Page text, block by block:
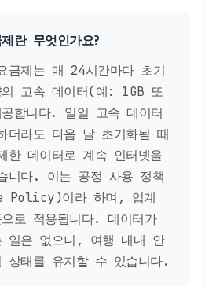
란 무엇인가요?
금제는 매 24시간마다 초기
의 고속 데이터(예: 1GB 또
합니다. 일일 고속 데이터
더라도 다음 날 초기화될 때
한 데이터로 계속 인터넷을
니다. 이는 공정 사용 정책
Policy)이라 하며, 업계
로 적용됩니다. 데이터가
일은 없으니, 여행 내내 안
상태를 유지할 수 있습니다.